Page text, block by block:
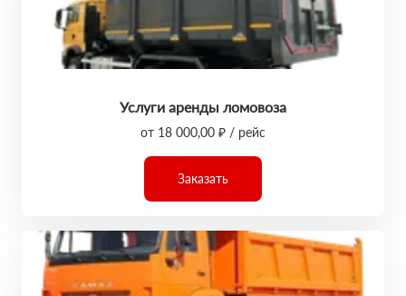
Услуги аренды ломовоза
от 18 000,00 ₽ / рейс
Заказать